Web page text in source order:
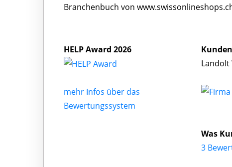
Branchenbuch von
HELP Award 2026
mehr Infos über das
Bewertungssystem
Landolt
Was
3